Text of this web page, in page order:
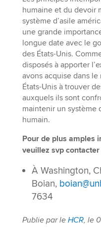
humaine et du devoir
système d’asile
une grande
longue date avec le
des États-Unis.
disposés à apporter
avons acquise dans
États-Unis à trouver
auxquels ils sont
maintenir un système
humain.
Pour de plus amples
veuillez svp contacter
À Washington,
Boian,
7634
Publie par le HCR, le